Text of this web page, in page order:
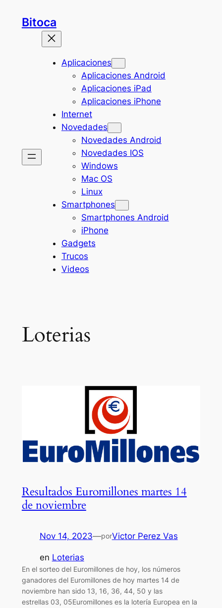
Bitoca
Aplicaciones
Aplicaciones Android
Aplicaciones iPad
Aplicaciones iPhone
Internet
Novedades
Novedades Android
Novedades IOS
Windows
Mac OS
Linux
Smartphones
Smartphones Android
iPhone
Gadgets
Trucos
Videos
Loterias
Resultados Euromillones martes 14
de noviembre
Nov 14, 2023—porVictor Perez Vas
en Loterias
En el sorteo del Euromillones de hoy, los números
ganadores del Euromillones de hoy martes 14 de
noviembre han sido 13, 16, 36, 44, 50 y las
estrellas 03, 05Euromillones es la lotería Europea en la